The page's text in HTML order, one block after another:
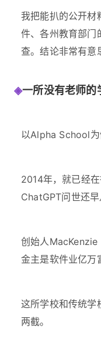
我把能扒的公开材
件、各州教育部门
查。结论非常有意
◈一所没有老师的
以Alpha School为
2014年，就已经
ChatGPT问世还早
创始人MacKenzie
金主是软件业亿万
这所学校和传统学
两截。